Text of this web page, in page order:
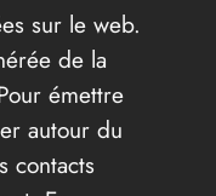
sur le web.
de la
émettre
autour du
contacts